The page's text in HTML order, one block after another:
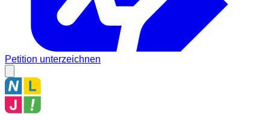
Petition unterzeichnen